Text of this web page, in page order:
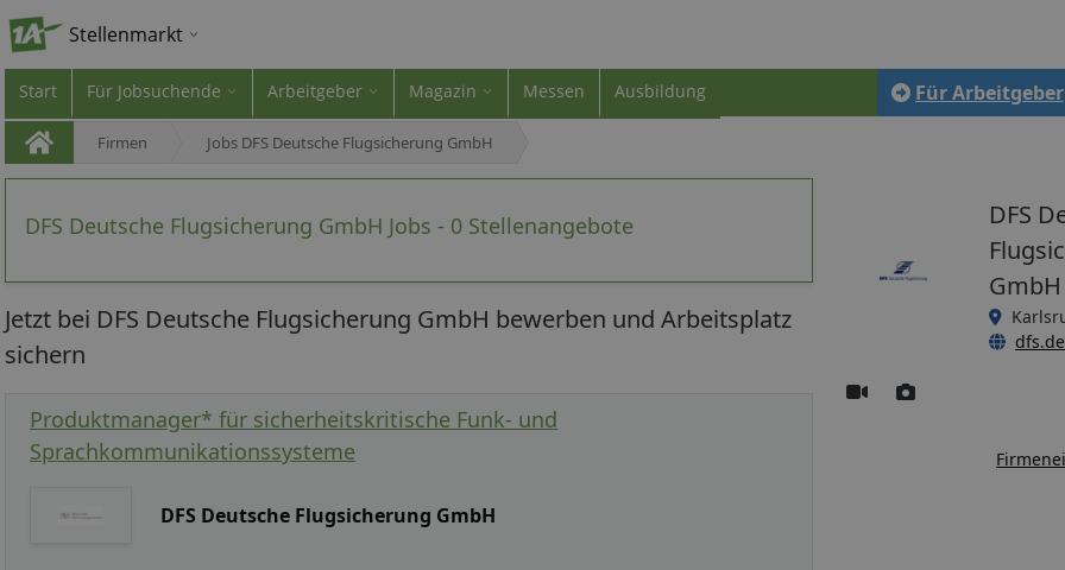
Stellenmarkt
Start Für Jobsuchende Arbeitgeber Magazin Messen Ausbildung Für Arbeitgeber
Firmen Jobs DFS Deutsche Flugsicherung GmbH
DFS Deutsche Flugsicherung GmbH Jobs - 0 Stellenangebote
Jetzt bei DFS Deutsche Flugsicherung GmbH bewerben und Arbeitsplatz
sichern
Produktmanager* für sicherheitskritische Funk- und
Sprachkommunikationssysteme
DFS Deutsche Flugsicherung GmbH
DFS
GmbH
dfs.de